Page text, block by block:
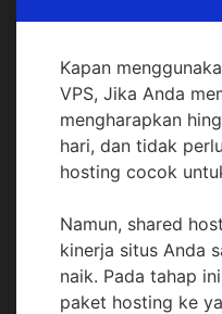
Kapan
VPS, Jika Anda
mengharapkan
hari, dan tidak
hosting cocok
Namun, shared
kinerja situs Anda
naik. Pada tahap
paket hosting ke